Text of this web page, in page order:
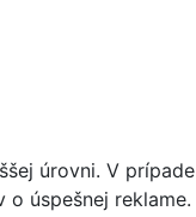
úrovni. V prípade
úspešnej reklame.